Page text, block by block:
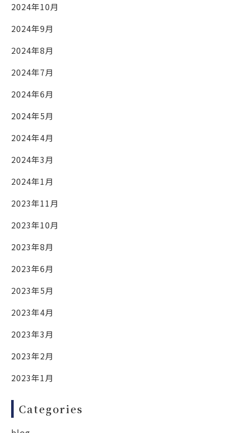
2024年10月
2024年9月
2024年8月
2024年7月
2024年6月
2024年5月
2024年4月
2024年3月
2024年1月
2023年11月
2023年10月
2023年8月
2023年6月
2023年5月
2023年4月
2023年3月
2023年2月
2023年1月
Categories